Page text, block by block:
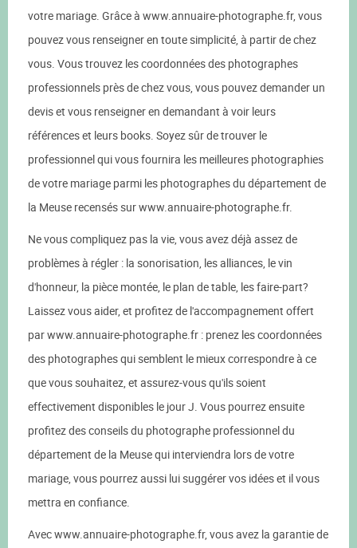
votre mariage. Grâce à www.annuaire-photographe.fr, vous
pouvez vous renseigner en toute simplicité, à partir de chez
vous. Vous trouvez les coordonnées des photographes
professionnels près de chez vous, vous pouvez demander un
devis et vous renseigner en demandant à voir leurs
références et leurs books. Soyez sûr de trouver le
professionnel qui vous fournira les meilleures photographies
de votre mariage parmi les photographes du département de
la Meuse recensés sur www.annuaire-photographe.fr.
Ne vous compliquez pas la vie, vous avez déjà assez de
problèmes à régler : la sonorisation, les alliances, le vin
d'honneur, la pièce montée, le plan de table, les faire-part?
Laissez vous aider, et profitez de l'accompagnement offert
par www.annuaire-photographe.fr : prenez les coordonnées
des photographes qui semblent le mieux correspondre à ce
que vous souhaitez, et assurez-vous qu'ils soient
effectivement disponibles le jour J. Vous pourrez ensuite
profitez des conseils du photographe professionnel du
département de la Meuse qui interviendra lors de votre
mariage, vous pourrez aussi lui suggérer vos idées et il vous
mettra en confiance.
Avec www.annuaire-photographe.fr, vous avez la garantie de